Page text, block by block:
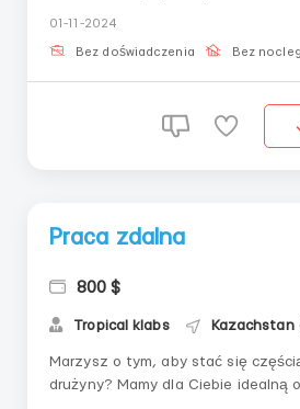
@AWorkssssss Szukamy
gotowego wymienić swój czas
01-11-2024
Bez doświadczenia Bez
Praca zdalna
800 $
Tropical klabs Kazachstan
Marzysz o tym, aby stać się
drużyny? Mamy dla Ciebie idealną